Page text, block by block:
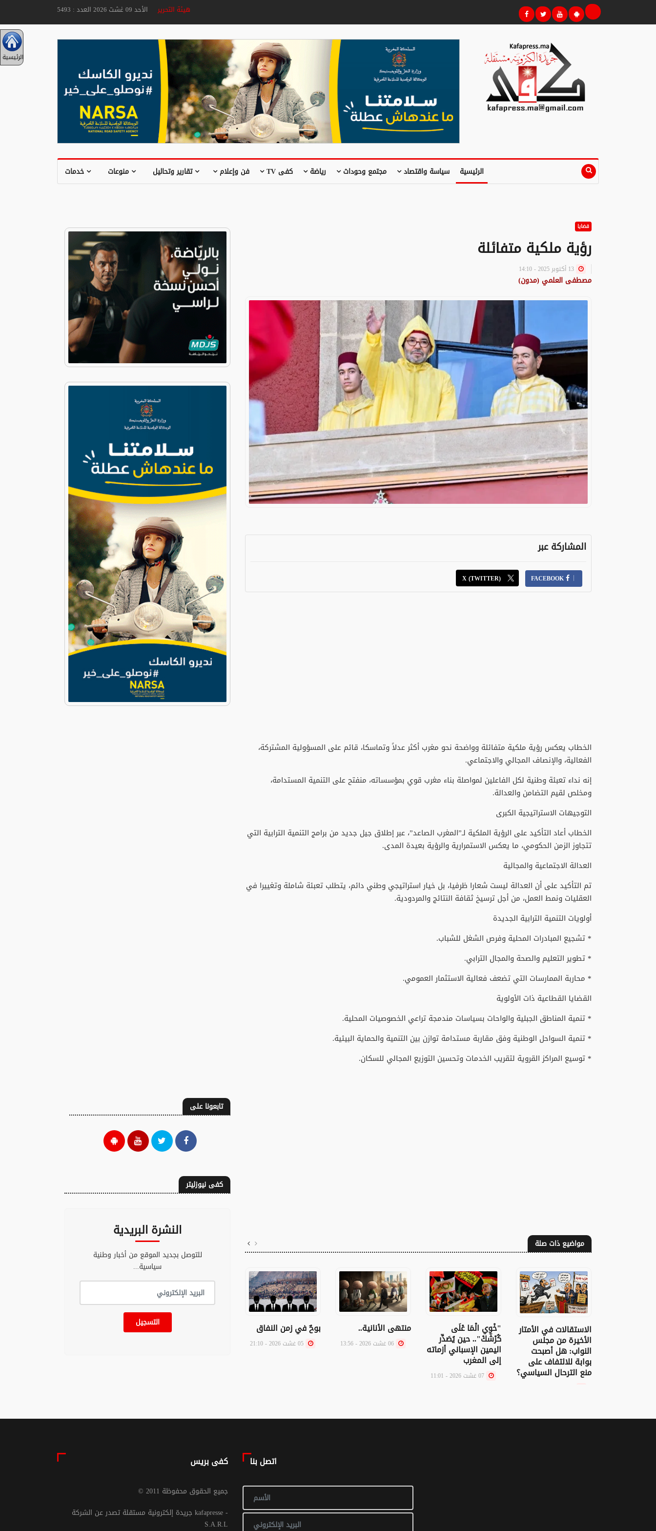
هيئة التحريرالأحد 09 غشت 2026 العدد : 5493
الرئيسية سياسة واقتصاد مجتمع وحوداث رياضة كفى TV فن وإعلام تقارير وتحاليل منوعات خدمات
الرئيسية
قضايا
رؤية ملكية متفائلة
مصطفى العلمي (مدون)
المشاركة عبر
FACEBOOK
X (TWITTER)
الخطاب يعكس رؤية ملكية متفائلة وواضحة نحو مغرب أكثر عدلاً وتماسكا، قائم على المسؤولية المشتركة،
الفعالية، والإنصاف المجالي والاجتماعي.
إنه نداء تعبئة وطنية لكل الفاعلين لمواصلة بناء مغرب قوي بمؤسساته، منفتح على التنمية المستدامة،
ومخلص لقيم التضامن والعدالة.
التوجيهات الاستراتيجية الكبرى
الخطاب أعاد التأكيد على الرؤية الملكية لـ”المغرب الصاعد”، عبر إطلاق جيل جديد من برامج التنمية الترابية التي
تتجاوز الزمن الحكومي، ما يعكس الاستمرارية والرؤية بعيدة المدى.
العدالة الاجتماعية والمجالية
تم التأكيد على أن العدالة ليست شعارا ظرفيا، بل خيار استراتيجي وطني دائم، يتطلب تعبئة شاملة وتغييرا في
العقليات ونمط العمل، من أجل ترسيخ ثقافة النتائج والمردودية.
أولويات التنمية الترابية الجديدة
* تشجيع المبادرات المحلية وفرص الشغل للشباب.
* تطوير التعليم والصحة والمجال الترابي.
* محاربة الممارسات التي تضعف فعالية الاستثمار العمومي.
القضايا القطاعية ذات الأولوية
* تنمية المناطق الجبلية والواحات بسياسات مندمجة تراعي الخصوصيات المحلية.
* تنمية السواحل الوطنية وفق مقاربة مستدامة توازن بين التنمية والحماية البيئية.
* توسيع المراكز القروية لتقريب الخدمات وتحسين التوزيع المجالي للسكان.
مواضيع ذات صلة
الاستقالات في الأمتار
الأخيرة من مجلس
النواب: هل أصبحت
بوابة للالتفاف على
منع الترحال السياسي؟
"خْوِي الْمَا عْلَى
كُرْشَكْ".. حين يُصَدِّر
اليمين الإسباني أزماته
إلى المغرب
منتهى الأنانية.. بوحٌ في زمن النفاق كفى تضليلًا… المغرب
تابعونا على
كفى نيوزليتر
النشرة البريدية
للتوصل بجديد الموقع من أخبار وطنية
سياسية...
التسجيل
كفى بريس
© جميع الحقوق محفوظة 2011
جريدة إلكترونية مستقلة تصدر عن الشركة kafapresse -
S.A.R.L
اتصل بنا